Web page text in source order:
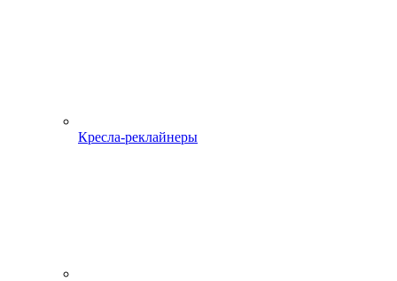
Кресла-реклайнеры